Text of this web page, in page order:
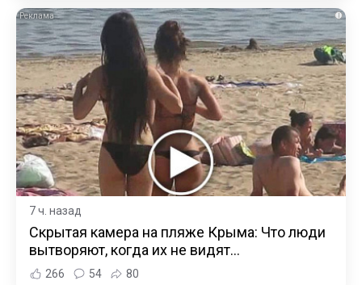
i
7 ч. назад
Скрытая камера на пляже Крыма: Что люди
вытворяют, когда их не видят...
266 54 80